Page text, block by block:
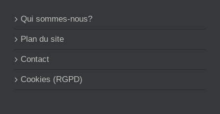
Qui sommes-nous?
Plan du site
Contact
Cookies (RGPD)